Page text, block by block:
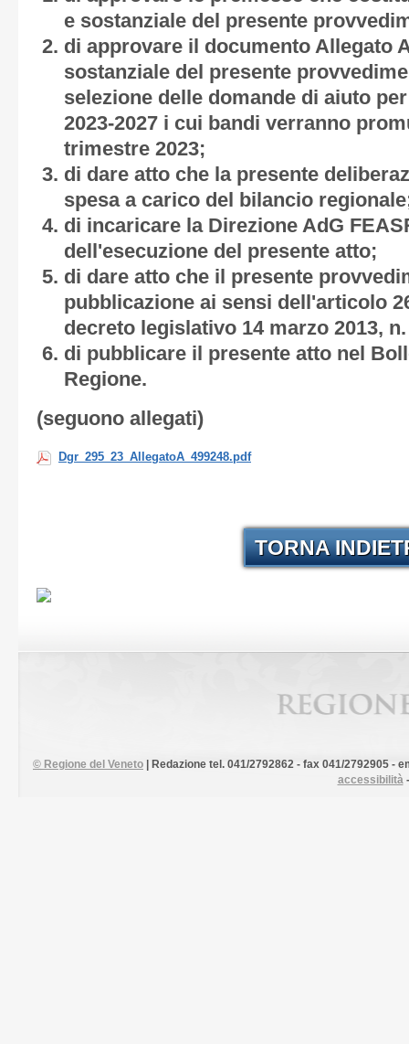
e sostanziale del presente
di approvare il documento Allegato
sostanziale del presente
selezione delle domande di aiuto
2023-2027 i cui bandi verranno
trimestre 2023;
di dare atto che la presente
spesa a carico del bilancio
di incaricare la Direzione AdG
dell'esecuzione del presente atto;
di dare atto che il presente
pubblicazione ai sensi dell'articolo
decreto legislativo 14 marzo 2013,
di pubblicare il presente atto nel
Regione.
(seguono allegati)
Dgr_295_23_AllegatoA_499248.pdf
TORNA
© Regione del Veneto
| Redazione tel. 041/2792862 - fax 041/2792905 -
accessibilità